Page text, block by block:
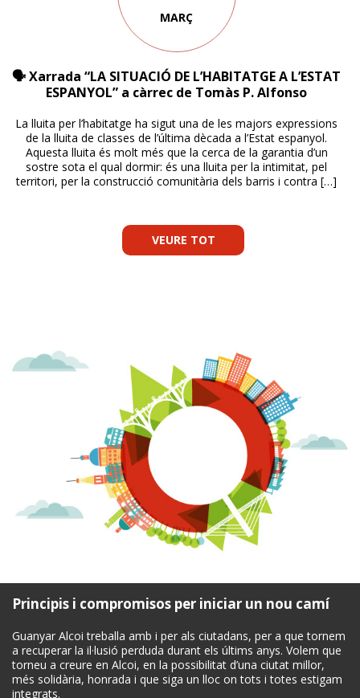
MARÇ
🗣 Xarrada “LA SITUACIÓ DE L’HABITATGE A L’ESTAT
ESPANYOL” a càrrec de Tomàs P. Alfonso
La lluita per l’habitatge ha sigut una de les majors expressions
de la lluita de classes de l’última dècada a l’Estat espanyol.
Aquesta lluita és molt més que la cerca de la garantia d’un
sostre sota el qual dormir: és una lluita per la intimitat, pel
territori, per la construcció comunitària dels barris i contra […]
VEURE TOT
Principis i compromisos per iniciar un nou camí
Guanyar Alcoi treballa amb i per als ciutadans, per a que tornem
a recuperar la il·lusió perduda durant els últims anys. Volem que
torneu a creure en Alcoi, en la possibilitat d’una ciutat millor,
més solidària, honrada i que siga un lloc on tots i totes estigam
integrats.